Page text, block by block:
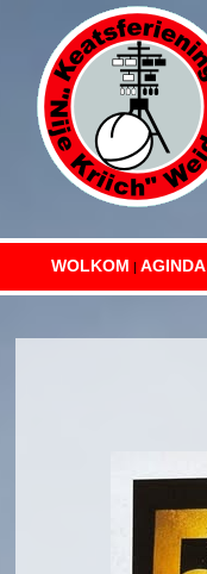
WOLKOM | AGINDA